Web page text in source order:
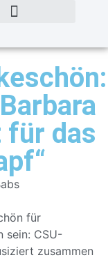
für das
für
sein: CSU-
zusammen